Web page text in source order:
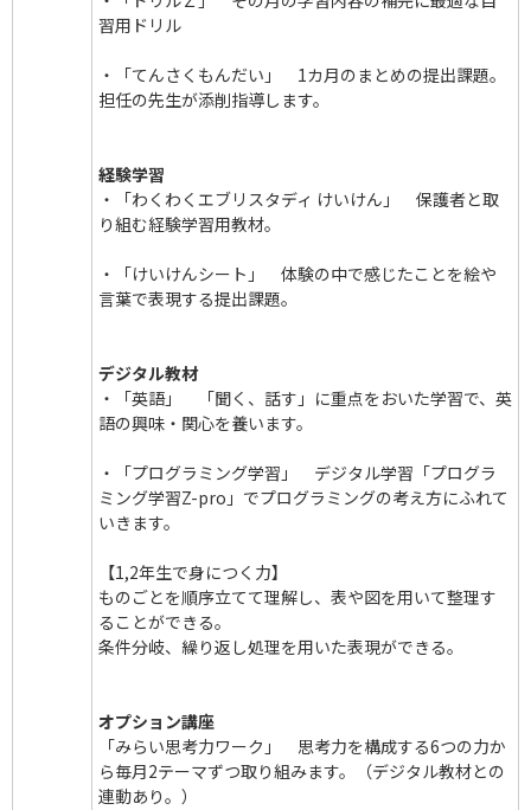
習用ドリル
・「てんさくもんだい」 1カ月のまとめの提出課題。
担任の先生が添削指導します。
経験学習
・「わくわくエブリスタディ けいけん」 保護者と取
り組む経験学習用教材。
・「けいけんシート」 体験の中で感じたことを絵や
言葉で表現する提出課題。
デジタル教材
・「英語」 「聞く、話す」に重点をおいた学習で、英
語の興味・関心を養います。
・「プログラミング学習」 デジタル学習「プログラ
ミング学習Z-pro」でプログラミングの考え方にふれて
いきます。
【1,2年生で身につく力】
ものごとを順序立てて理解し、表や図を用いて整理す
ることができる。
条件分岐、繰り返し処理を用いた表現ができる。
オプション講座
「みらい思考力ワーク」 思考力を構成する6つの力か
ら毎月2テーマずつ取り組みます。（デジタル教材との
連動あり。）